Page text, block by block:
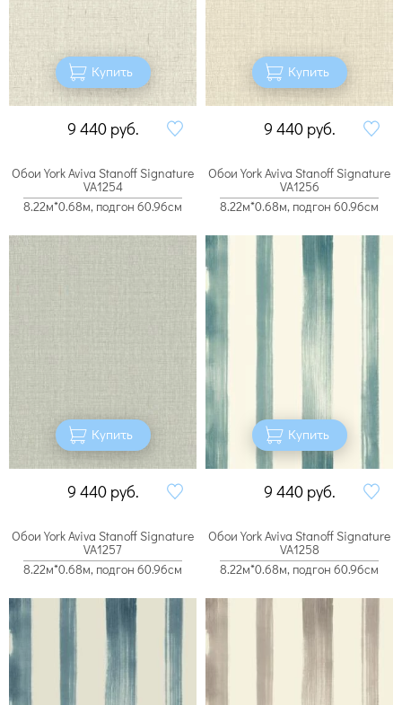
Купить
9 440 руб.
Купить
9 440 руб.
Обои York Aviva Stanoff Signature
VA1254
8.22м*0.68м, подгон 60.96см
Купить
9 440 руб.
Обои York Aviva Stanoff Signature
VA1256
8.22м*0.68м, подгон 60.96см
Купить
9 440 руб.
Обои York Aviva Stanoff Signature
VA1257
8.22м*0.68м, подгон 60.96см
Обои York Aviva Stanoff Signature
VA1258
8.22м*0.68м, подгон 60.96см